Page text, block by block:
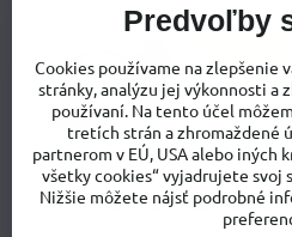
Filcové zatepľovacie vložky do
Predvoľby
Cookies používame na zlepšenie
stránky, analýzu jej výkonnosti a
používaní. Na tento účel
tretích strán a zhromaždené
partnerom v EÚ, USA alebo iných
všetky cookies“ vyjadrujete svoj
Nižšie môžete nájsť podrobné